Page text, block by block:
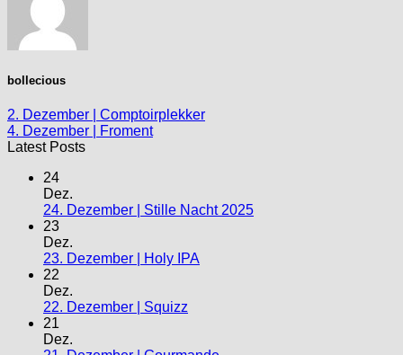
bollecious
2. Dezember | Comptoirplekker
4. Dezember | Froment
Latest Posts
24
Dez.
24. Dezember | Stille Nacht 2025
23
Dez.
23. Dezember | Holy IPA
22
Dez.
22. Dezember | Squizz
21
Dez.